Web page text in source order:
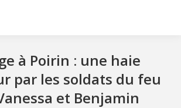
à Poirin : une haie
par les soldats du feu
et Benjamin